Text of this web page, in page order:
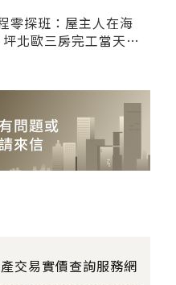
零探班：屋主人在海
北歐三房完工當天才
交易實價查詢服務網